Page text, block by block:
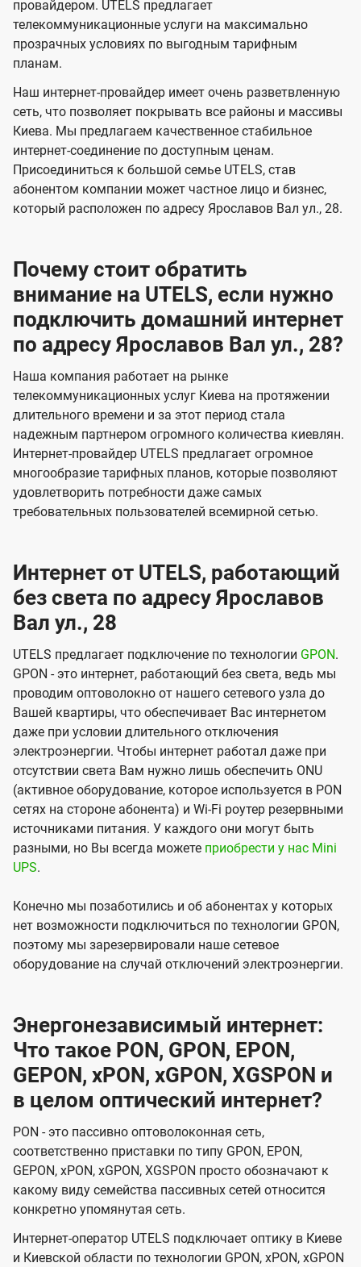
s
и
д
е
н
и
я
д
е
и
я
провайдером. UTELS предлагает
телекоммуникационные услуги на максимально
прозрачных условиях по выгодным тарифным
планам.
Наш интернет-провайдер имеет очень разветвленную
сеть, что позволяет покрывать все районы и массивы
Киева. Мы предлагаем качественное стабильное
интернет-соединение по доступным ценам.
Присоединиться к большой семье UTELS, став
абонентом компании может частное лицо и бизнес,
который расположен по адресу Ярославов Вал ул., 28.
Почему стоит обратить
внимание на UTELS, если нужно
подключить домашний интернет
по адресу Ярославов Вал ул., 28?
Наша компания работает на рынке
телекоммуникационных услуг Киева на протяжении
длительного времени и за этот период стала
надежным партнером огромного количества киевлян.
Интернет-провайдер UTELS предлагает огромное
многообразие тарифных планов, которые позволяют
удовлетворить потребности даже самых
требовательных пользователей всемирной сетью.
Интернет от UTELS, работающий
без света по адресу Ярославов
Вал ул., 28
UTELS предлагает подключение по технологии GPON.
GPON - это интернет, работающий без света, ведь мы
проводим оптоволокно от нашего сетевого узла до
Вашей квартиры, что обеспечивает Вас интернетом
даже при условии длительного отключения
электроэнергии. Чтобы интернет работал даже при
отсутствии света Вам нужно лишь обеспечить ONU
(активное оборудование, которое используется в PON
сетях на стороне абонента) и Wi-Fi роутер резервными
источниками питания. У каждого они могут быть
разными, но Вы всегда можете приобрести у нас Mini
UPS.
Конечно мы позаботились и об абонентах у которых
нет возможности подключиться по технологии GPON,
поэтому мы зарезервировали наше сетевое
оборудование на случай отключений электроэнергии.
Энергонезависимый интернет:
Что такое PON, GPON, EPON,
GEPON, xPON, xGPON, XGSPON и
в целом оптический интернет?
PON - это пассивно оптоволоконная сеть,
соответственно приставки по типу GPON, EPON,
GEPON, xPON, xGPON, XGSPON просто обозначают к
какому виду семейства пассивных сетей относится
конкретно упомянутая сеть.
Интернет-оператор UTELS подключает оптику в Киеве
и Киевской области по технологии GPON, xPON, xGPON